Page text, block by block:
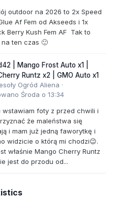
outdoor na 2026 to 2x Speed
Af Fem od Akseeds i 1x
Berry Kush Fem AF Tak to
ten czas 🙂
| Mango Frost Auto x1 |
Runtz x2 | GMO Auto x1
Ogród Aliena ·
Środa o 13:34
wstawiam foty z przed chwili i
że maleństwa się
i mam już jedną faworytkę i
widzicie o którą mi chodzi😉.
właśnie Mango Cherry Runtz
jest do przodu od...